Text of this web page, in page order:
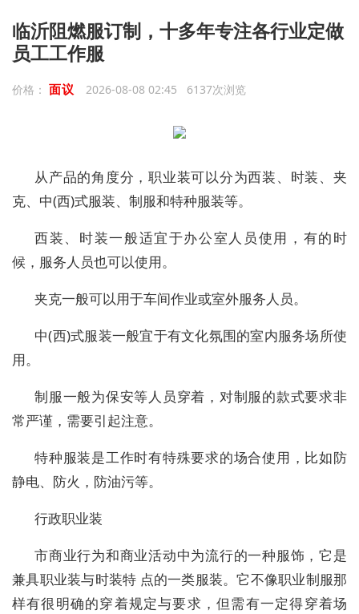
临沂阻燃服订制，十多年专注各行业定做
员工工作服
价格： 面议 2026-08-08 02:45 6137次浏览
从产品的角度分，职业装可以分为西装、时装、夹
克、中(西)式服装、制服和特种服装等。
西装、时装一般适宜于办公室人员使用，有的时
候，服务人员也可以使用。
夹克一般可以用于车间作业或室外服务人员。
中(西)式服装一般宜于有文化氛围的室内服务场所使
用。
制服一般为保安等人员穿着，对制服的款式要求非
常严谨，需要引起注意。
特种服装是工作时有特殊要求的场合使用，比如防
静电、防火，防油污等。
行政职业装
市商业行为和商业活动中为流行的一种服饰，它是
兼具职业装与时装特 点的一类服装。它不像职业制服那
样有很明确的穿着规定与要求，但需有一定得穿着场